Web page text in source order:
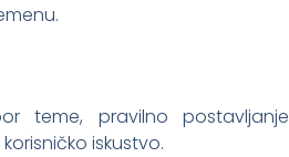
teme, pravilno postavljanje
iskustvo.